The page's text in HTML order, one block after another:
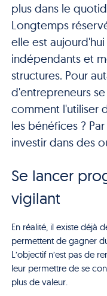
plus dans le
Longtemps
elle est aujourd'hui
indépendants et
structures. Pour
d'entrepreneurs
comment l'utiliser
les bénéfices ?
investir dans des
Se lancer
vigilant
En réalité, il existe déjà
permettent de gagner
L’objectif n’est pas de
leur permettre de se
plus de valeur.